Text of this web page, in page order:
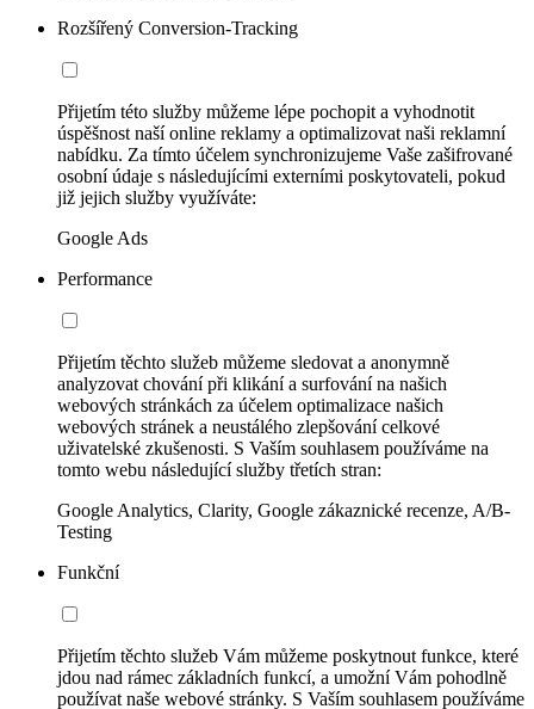
Rozšířený Conversion-Tracking
Přijetím této služby můžeme lépe pochopit a vyhodnotit
úspěšnost naší online reklamy a optimalizovat naši reklamní
nabídku. Za tímto účelem synchronizujeme Vaše zašifrované
osobní údaje s následujícími externími poskytovateli, pokud
již jejich služby využíváte:
Google Ads
Performance
Přijetím těchto služeb můžeme sledovat a anonymně
analyzovat chování při klikání a surfování na našich
webových stránkách za účelem optimalizace našich
webových stránek a neustálého zlepšování celkové
uživatelské zkušenosti. S Vaším souhlasem používáme na
tomto webu následující služby třetích stran:
Google Analytics, Clarity, Google zákaznické recenze, A/B-
Testing
Funkční
Přijetím těchto služeb Vám můžeme poskytnout funkce, které
jdou nad rámec základních funkcí, a umožní Vám pohodlně
používat naše webové stránky. S Vaším souhlasem používáme